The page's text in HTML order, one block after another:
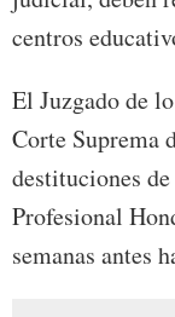
centros
El Juzgado de
Corte Suprema
destituciones
Profesional
semanas antes